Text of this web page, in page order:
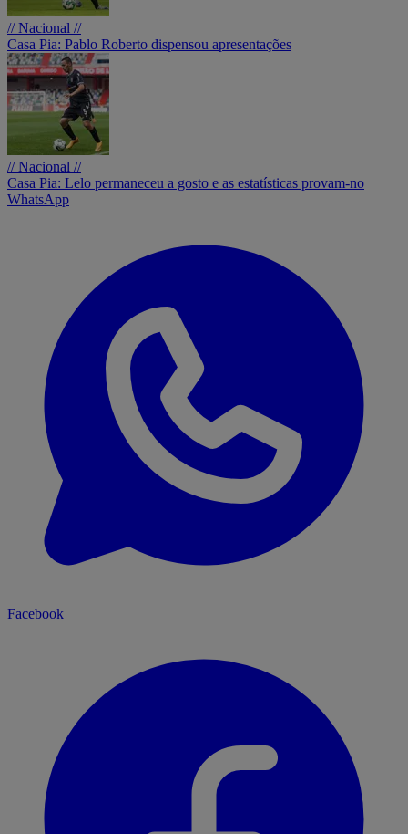
// Nacional //
Casa Pia: Pablo Roberto dispensou apresentações
// Nacional //
Casa Pia: Lelo permaneceu a gosto e as estatísticas provam-no
WhatsApp
Facebook